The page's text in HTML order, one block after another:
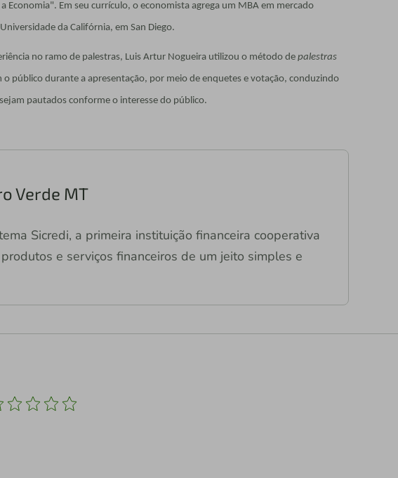
Economia". Em seu currículo, o economista agrega um MBA em mercado
da Califórnia, em San Diego.
no ramo de palestras, Luis Artur Nogueira utilizou o método de palestras
o público durante a apresentação, por meio de enquetes e votação, conduzindo
pautados conforme o interesse do público.
Verde MT
Sicredi, a primeira instituição financeira cooperativa
e serviços financeiros de um jeito simples e